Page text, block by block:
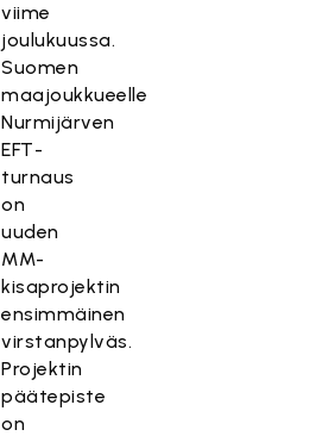
viime
joulukuussa.
Suomen
maajoukkueelle
Nurmijärven
EFT-
turnaus
on
uuden
MM-
kisaprojektin
ensimmäinen
virstanpylväs.
Projektin
päätepiste
on